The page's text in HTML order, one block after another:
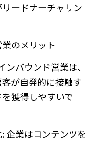
ードナーチャリン
のメリット
バウンド営業は、
が自発的に接触す
獲得しやすいで
企業はコンテンツを